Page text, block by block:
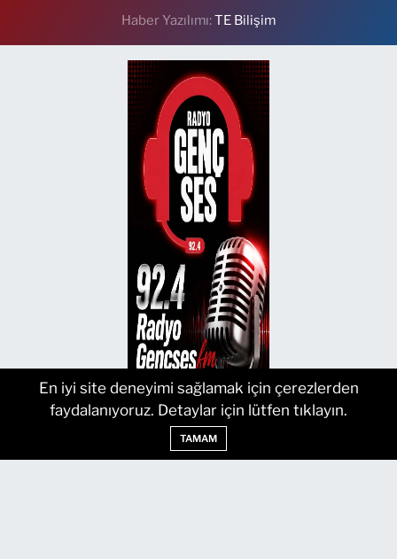
Haber Yazılımı:TE Bilişim
En iyi site deneyimi sağlamak için çerezlerden
faydalanıyoruz. Detaylar için lütfen tıklayın.
TAMAM